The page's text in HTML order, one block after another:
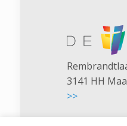
3141 HH
>>